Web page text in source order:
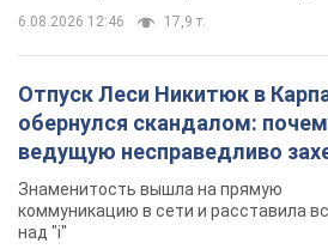
6.08.2026 12:46 17,9 т.
Отпуск Леси Никитюк в
обернулся скандалом:
ведущую несправедливо
Знаменитость вышла на прямую
коммуникацию в сети и расставила
над "i"